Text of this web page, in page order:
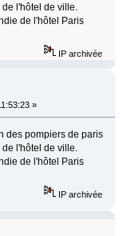
l'hôtel de ville.
de l'hôtel Paris
IP archivée
»
des pompiers de paris
l'hôtel de ville.
de l'hôtel Paris
IP archivée